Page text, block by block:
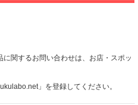
関するお問い合わせは、お店・スポッ
」を登録してください。